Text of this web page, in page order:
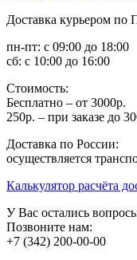
Доставка курьером по
пн-пт: с 09:00 до 18:00
сб: с 10:00 до 16:00
Стоимость:
Бесплатно – от 3000р.
250р. – при заказе до
Доставка по России:
осуществляется
Калькулятор расчёта
У Вас остались
Позвоните нам:
+7 (342) 200-00-00